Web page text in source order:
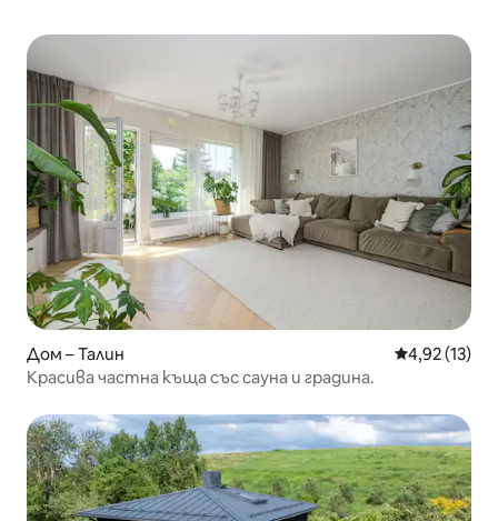
Дом – Талин Средна
4,92 (13)
Красива частна къща със сауна и градина.